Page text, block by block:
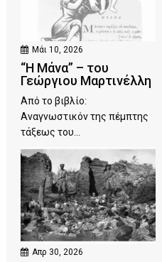
Μάι 10, 2026
“Η Μάνα” – του
Γεώργιου Μαρτινέλλη
Από το βιβλίο:
Αναγνωστικόν της πέμπτης
τάξεως του...
Απρ 30, 2026